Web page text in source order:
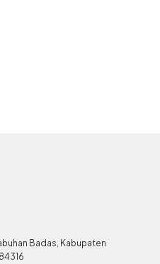
Badas, Kabupaten